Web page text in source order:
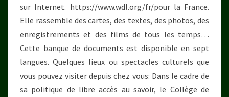
sur Internet. https://www.wdl.org/fr/pour la France.
Elle rassemble des cartes, des textes, des photos, des
enregistrements et des films de tous les temps…
Cette banque de documents est disponible en sept
langues. Quelques lieux ou spectacles culturels que
vous pouvez visiter depuis chez vous: Dans le cadre de
sa politique de libre accès au savoir, le Collège de